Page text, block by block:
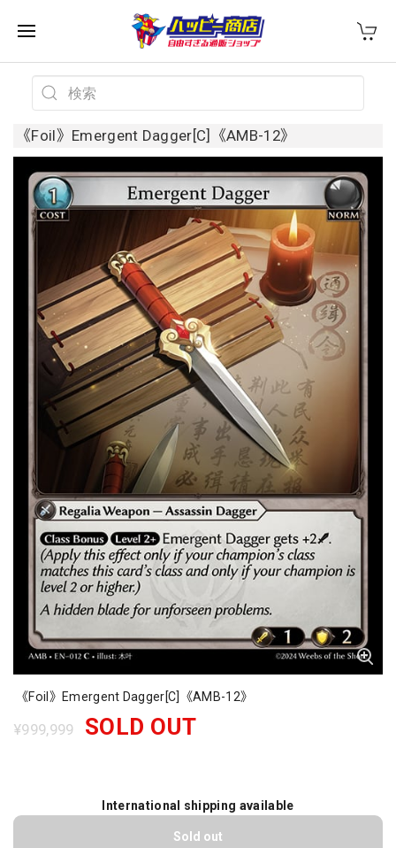
《Foil》Emergent Dagger[C]《AMB-12》
《Foil》Emergent Dagger[C]《AMB-12》
¥999,999 SOLD OUT
International shipping available
Sold out